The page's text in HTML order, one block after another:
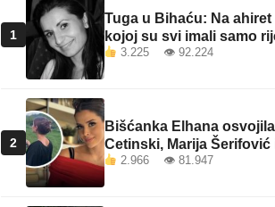
1
Tuga u Bihaću: Na
kojoj su svi imali samo
3.225 👁 92.224
2
Bišćanka Elhana
Cetinski, Marija
2.966 👁 81.947